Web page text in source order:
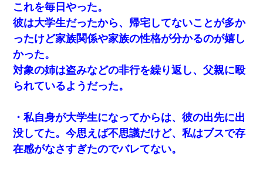
嫁が弁護士を連れてきて「悪いと思うなら慰謝料を払って離婚し
ろ」→ 俺「完全に恐喝になってますね」「お前、これが詐欺だっ
て知ってる？」
結婚生活10ヶ月目で嫁から一方的に「もう冷めた」と離婚切り出
された
と！」俺「会社にいない？」→次の瞬間、すごい鳥肌が立った
三年働いてたパートを突然クビになった。しかし元職場の主要取
引先のトップが母方の叔父だったので…
これを毎日やった。
彼は大学生だったから、帰宅してないことが多か
ったけど家族関係や家族の性格が分かるのが嬉し
かった。
対象の姉は盗みなどの非行を繰り返し、父親に殴
られているようだった。
・私自身が大学生になってからは、彼の出先に出
没してた。今思えば不思議だけど、私はブスで存
在感がなさすぎたのでバレてない。